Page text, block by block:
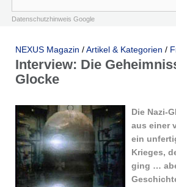
Datenschutzhinweis Google
NEXUS Magazin /Artikel & Kategorien /
Interview: Die
Glocke
Die Nazi-
aus einer
ein
Krieges,
ging …